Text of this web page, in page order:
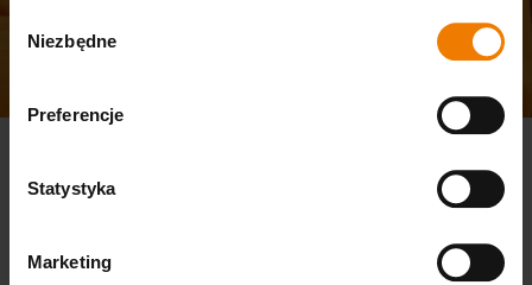
zgody
Niezbędne
Preferencje
Statystyka
Marketing